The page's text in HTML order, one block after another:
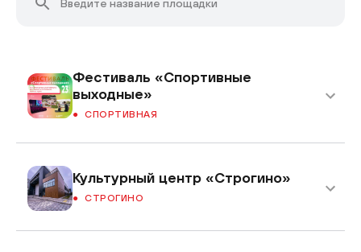
Фестиваль «Спортивные
выходные»
СПОРТИВНАЯ
Культурный центр «Строгино»
СТРОГИНО